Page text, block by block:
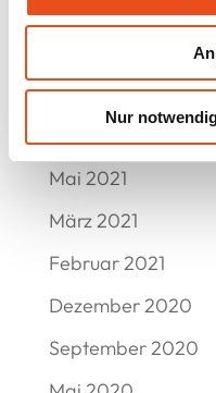
Nur
Juli 2021
Mai 2021
März 2021
Februar 2021
Dezember 2020
September 2020